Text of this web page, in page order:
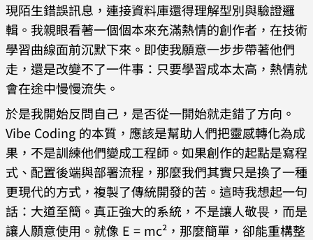
現陌生錯誤訊息，連接資料庫還得理解型別與驗證邏
輯。我親眼看著一個個本來充滿熱情的創作者，在技術
學習曲線面前沉默下來。即使我願意一步步帶著他們
走，還是改變不了一件事：只要學習成本太高，熱情就
會在途中慢慢流失。
於是我開始反問自己，是否從一開始就走錯了方向。
Vibe Coding 的本質，應該是幫助人們把靈感轉化為成
果，不是訓練他們變成工程師。如果創作的起點是寫程
式、配置後端與部署流程，那麼我們其實只是換了一種
更現代的方式，複製了傳統開發的苦。這時我想起一句
話：大道至簡。真正強大的系統，不是讓人敬畏，而是
讓人願意使用。就像 E = mc²，那麼簡單，卻能重構整